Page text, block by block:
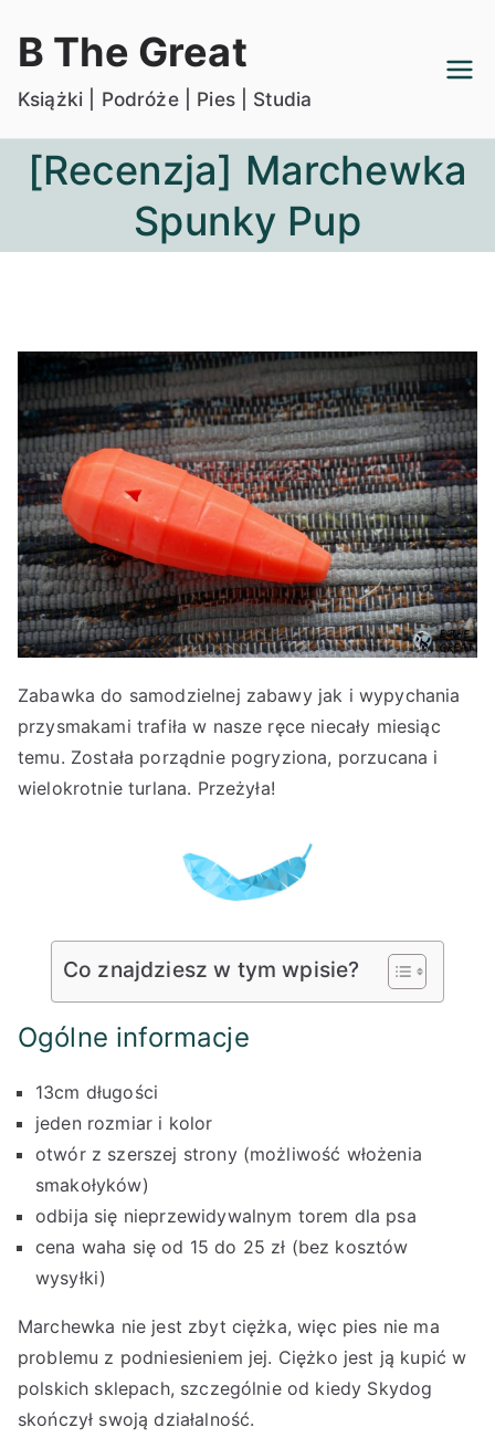
B The Great
Książki | Podróże | Pies | Studia
[Recenzja] Marchewka
Spunky Pup
Zabawka do samodzielnej zabawy jak i wypychania
przysmakami trafiła w nasze ręce niecały miesiąc
temu. Została porządnie pogryziona, porzucana i
wielokrotnie turlana. Przeżyła!
Co znajdziesz w tym wpisie?
Ogólne informacje
13cm długości
jeden rozmiar i kolor
otwór z szerszej strony (możliwość włożenia
smakołyków)
odbija się nieprzewidywalnym torem dla psa
cena waha się od 15 do 25 zł (bez kosztów
wysyłki)
Marchewka nie jest zbyt ciężka, więc pies nie ma
problemu z podniesieniem jej. Ciężko jest ją kupić w
polskich sklepach, szczególnie od kiedy Skydog
skończył swoją działalność.